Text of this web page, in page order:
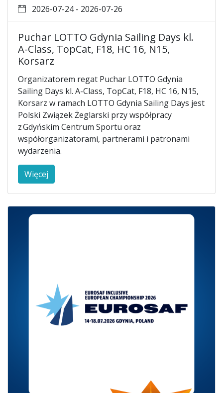
2026-07-24 - 2026-07-26
Puchar LOTTO Gdynia Sailing Days kl.
A-Class, TopCat, F18, HC 16, N15,
Korsarz
Organizatorem regat Puchar LOTTO Gdynia
Sailing Days kl. A-Class, TopCat, F18, HC 16, N15,
Korsarz w ramach LOTTO Gdynia Sailing Days jest
Polski Związek Żeglarski przy współpracy
z Gdyńskim Centrum Sportu oraz
współorganizatorami, partnerami i patronami
wydarzenia.
Więcej